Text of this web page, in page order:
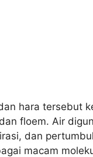
hara tersebut
floem. Air
dan
macam